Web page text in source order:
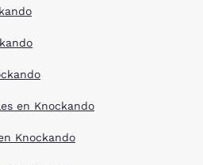
en Knockando
Knockando